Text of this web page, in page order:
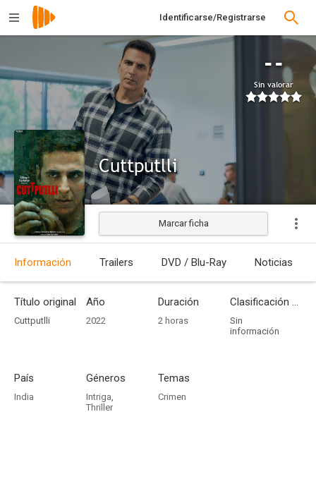
Identificarse/Registrarse
--
Sin valorar
Cuttputlli
Estrenada
Marcar ficha
Información Trailers DVD / Blu-Ray Noticias
Título original
Cuttputlli
Año
2022
Duración
2 horas
Clasificación por edades
Sin
información
País
India
Géneros
Intriga,
Thriller
Temas
Crimen